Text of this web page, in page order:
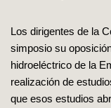
Los dirigentes de la
simposio su
hidroeléctrico de la
realización de
que esos estudios